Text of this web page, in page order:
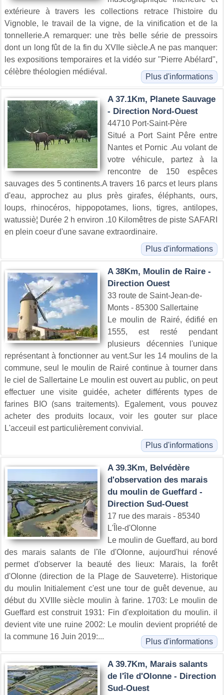
extérieure à travers les collections retrace l'histoire du
Vignoble, le travail de la vigne, de la vinification et de la
tonnellerie.A remarquer: une très belle série de pressoirs
dont un long fût de la fin du XVIIe siècle.A ne pas manquer:
les expositions temporaires et la vidéo sur "Pierre Abélard",
célèbre théologien médiéval.
Plus d'informations
A 37.1Km, Planete Sauvage
- Direction Nord-Ouest
44710 Port-Saint-Père
Situé a Port Saint Pêre entre
Nantes et Pornic .Au volant de
votre véhicule, partez à la
rencontre de 150 espêces
sauvages des 5 continents.A travers 16 parcs et leurs plans
d'eau, approchez au plus près girafes, éléphants, ours,
loups, rhinocéros, hippopotames, lions, tigres, antilopes,
watussiè¦ Durée 2 h environ .10 Kilomêtres de piste SAFARI
en plein coeur d'une savane extraordinaire.
Plus d'informations
A 38Km, Moulin de Raire -
Direction Ouest
33 route de Saint-Jean-de-
Monts - 85300 Sallertaine
Le moulin de Rairé, édifié en
1555, est resté pendant
plusieurs décennies l'unique
représentant à fonctionner au vent.Sur les 14 moulins de la
commune, seul le moulin de Rairé continue à tourner dans
le ciel de Sallertaine Le moulin est ouvert au public, on peut
effectuer une visite guidée, acheter différents types de
farines BIO (sans traitements). Egalement, vous pouvez
acheter des produits locaux, voir les gouter sur place
L'acceuil est particulièrement convivial.
Plus d'informations
A 39.3Km, Belvédère
d'observation des marais
du moulin de Gueffard -
Direction Sud-Ouest
17 rue des marais - 85340
L'Île-d'Olonne
Le moulin de Gueffard, au bord
des marais salants de l'ïle d'Olonne, aujourd'hui rénové
permet d'observer la beauté des lieux: Marais, la forêt
d'Olonne (direction de la Plage de Sauveterre). Historique
du moulin Initialement c'est une tour de guêt devenue, au
début du XVIIIe siècle moulin à farine. 1703: Le moulin de
Gueffard est construit 1931: Fin d'exploitation du moulin. il
devient vite une ruine 2002: Le moulin devient propriété de
la commune 16 Juin 2019:...
Plus d'informations
A 39.7Km, Marais salants
de l'île d'Olonne - Direction
Sud-Ouest